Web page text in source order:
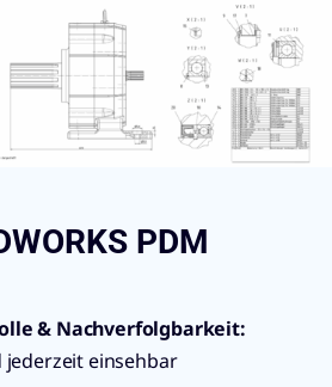
PDM
& Nachverfolgbarkeit:
jederzeit einsehbar